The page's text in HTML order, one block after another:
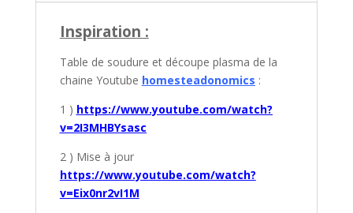
Inspiration :
Table de soudure et découpe plasma de la
chaine Youtube homesteadonomics :
1 ) https://www.youtube.com/watch?
v=2I3MHBYsasc
2 ) Mise à jour
https://www.youtube.com/watch?
v=Eix0nr2vI1M